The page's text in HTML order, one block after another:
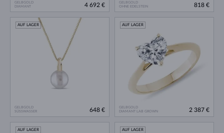
GELBGOLD
DIAMANT
4 692 €
GELBGOLD
OHNE EDELSTEIN
818 €
GELBGOLD
SÜSSWASSER
AUF LAGER
648 €
GELBGOLD
DIAMANT LAB GROWN
AUF LAGER
2 387 €
AUF LAGER AUF LAGER